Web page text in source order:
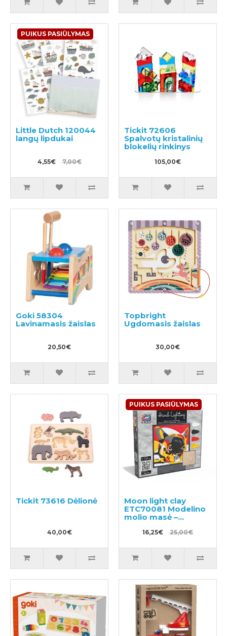
PUIKUS PASIŪLYMAS
Little Dutch 120044
langų lipdukai
4,55€ 7,00€
Tickit 72606
Spalvotų kristalinių
blokelių rinkinys
105,00€
Goki 58304
Lavinamasis žaislas
20,50€
Topbright
Ugdomasis žaislas
30,00€
Tickit 73616 Dėlionė
40,00€
PUIKUS PASIŪLYMAS
Moon light clay
ETC70081 Modelino
molio masė –
paveikslas
16,25€ 25,00€